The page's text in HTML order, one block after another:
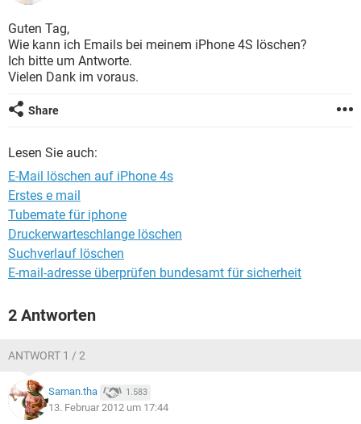
FACEBOOK
WHATSAPP
FACEBOOK HARDWARE
ANDROID
WINDOWS 10
WHATSAPP
SPIELE
ANDROID IOS
WINDOWS 10
WHATSAPP
Guten Tag,
Wie kann ich Emails bei meinem iPhone 4S löschen?
Ich bitte um Antworte.
Vielen Dank im voraus.
Share
Lesen Sie auch:
E-Mail löschen auf iPhone 4s
Erstes e mail
Tubemate für iphone
Druckerwarteschlange löschen
Suchverlauf löschen
E-mail-adresse überprüfen bundesamt für sicherheit
2 Antworten
ANTWORT 1 / 2
Saman.tha 1.583
13. Februar 2012 um 17:44